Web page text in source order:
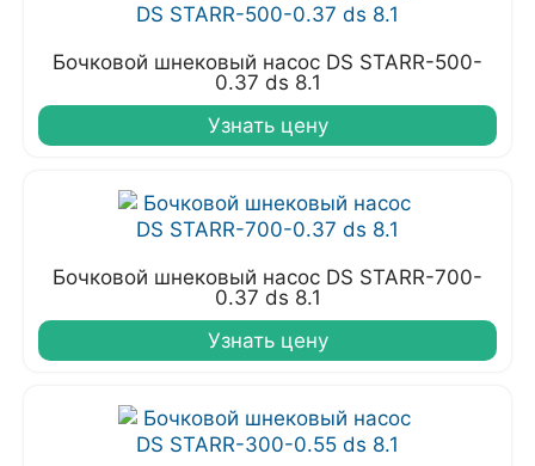
Бочковой шнековый насос DS STARR-500-
0.37 ds 8.1
Узнать цену
Бочковой шнековый насос DS STARR-700-
0.37 ds 8.1
Узнать цену